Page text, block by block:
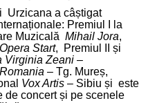
Urzicana a câștigat
Premiul I la
Muzicală Mihail Jora,
Opera Start, Premiul II și
Virginia Zeani –
– Tg. Mureș,
Vox Artis – Sibiu și este
de concert și pe scenele